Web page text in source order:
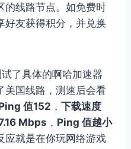
的线路节点。如免费时
好友获得积分，并兑换
了具体的啊哈加速器
美国线路，测速后会看
值152 ， 下载速度
Mbps ， Ping 值越小
应就是在你玩网络游戏